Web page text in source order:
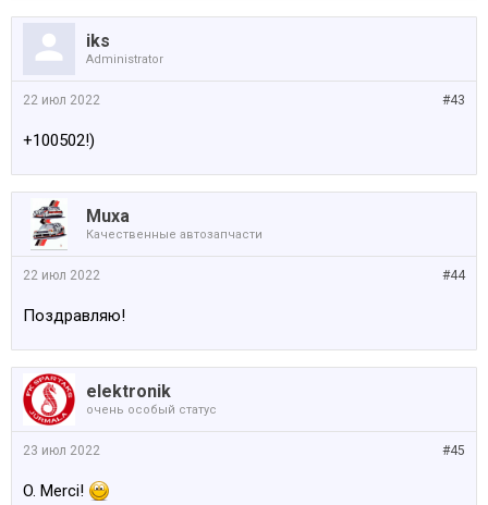
iks
Administrator
#43
22 июл 2022
+100502!)
Muxa
Качественные автозапчасти
#44
22 июл 2022
Поздравляю!
elektronik
очень особый статус
#45
23 июл 2022
O. Merci!